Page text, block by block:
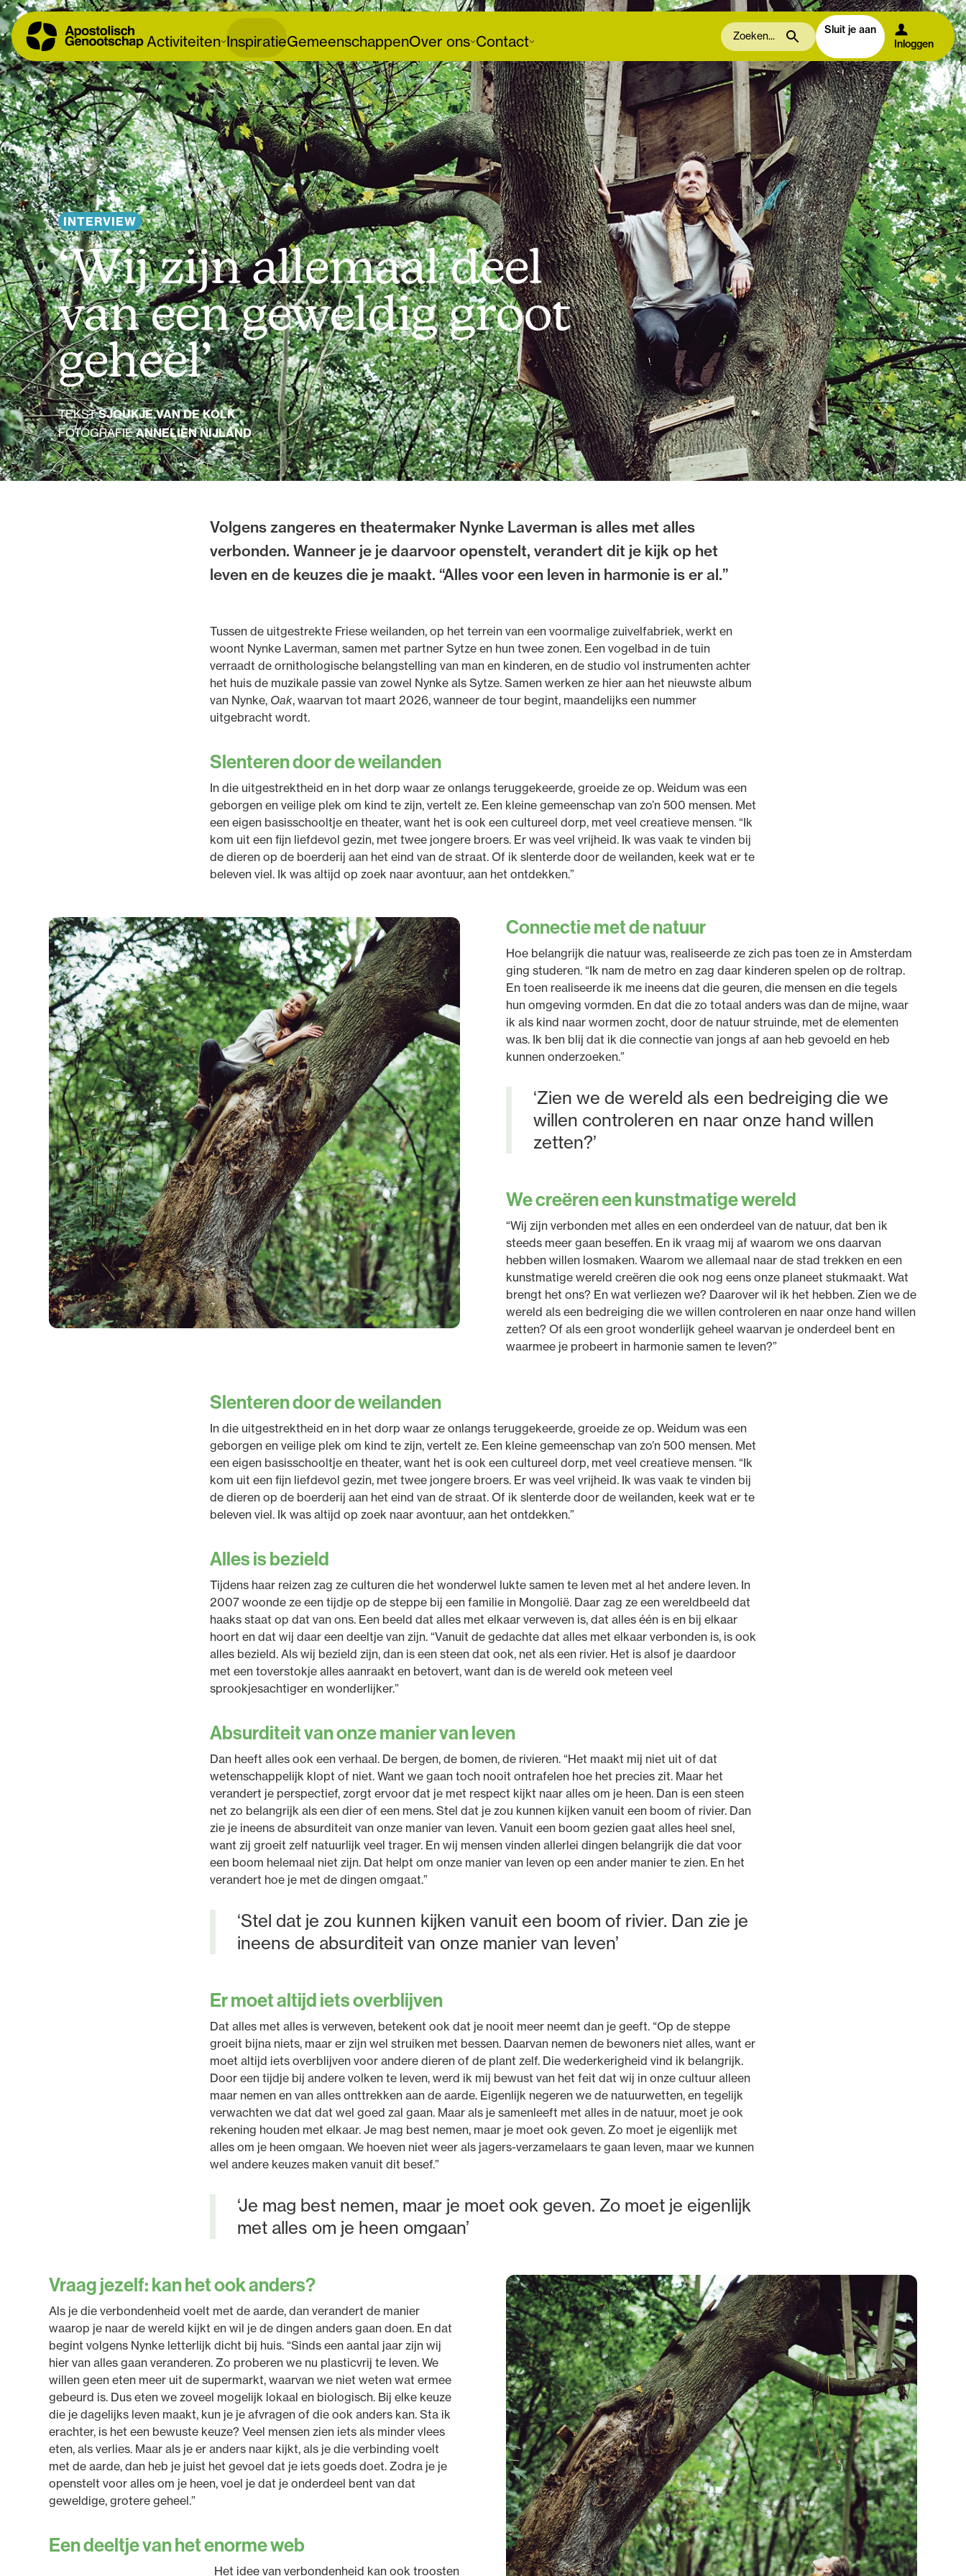
Activiteiten InspiratieGemeenschappenOver ons Contact
Sluit je aan
Inloggen
INTERVIEW
‘Wij zijn allemaal deel
van een geweldig groot
geheel’
TEKSTSJOUKJE VAN DE KOLK
FOTOGRAFIEANNELIEN NIJLAND
Volgens zangeres en theatermaker Nynke Laverman is alles met alles
verbonden. Wanneer je je daarvoor openstelt, verandert dit je kijk op het
leven en de keuzes die je maakt. “Alles voor een leven in harmonie is er al.”
Tussen de uitgestrekte Friese weilanden, op het terrein van een voormalige zuivelfabriek, werkt en
woont Nynke Laverman, samen met partner Sytze en hun twee zonen. Een vogelbad in de tuin
verraadt de ornithologische belangstelling van man en kinderen, en de studio vol instrumenten achter
het huis de muzikale passie van zowel Nynke als Sytze. Samen werken ze hier aan het nieuwste album
van Nynke, Oak, waarvan tot maart 2026, wanneer de tour begint, maandelijks een nummer
uitgebracht wordt.
Slenteren door de weilanden
In die uitgestrektheid en in het dorp waar ze onlangs teruggekeerde, groeide ze op. Weidum was een
geborgen en veilige plek om kind te zijn, vertelt ze. Een kleine gemeenschap van zo’n 500 mensen. Met
een eigen basisschooltje en theater, want het is ook een cultureel dorp, met veel creatieve mensen. “Ik
kom uit een fijn liefdevol gezin, met twee jongere broers. Er was veel vrijheid. Ik was vaak te vinden bij
de dieren op de boerderij aan het eind van de straat. Of ik slenterde door de weilanden, keek wat er te
beleven viel. Ik was altijd op zoek naar avontuur, aan het ontdekken.”
Connectie met de natuur
Hoe belangrijk die natuur was, realiseerde ze zich pas toen ze in Amsterdam
ging studeren. “Ik nam de metro en zag daar kinderen spelen op de roltrap.
En toen realiseerde ik me ineens dat die geuren, die mensen en die tegels
hun omgeving vormden. En dat die zo totaal anders was dan de mijne, waar
ik als kind naar wormen zocht, door de natuur struinde, met de elementen
was. Ik ben blij dat ik die connectie van jongs af aan heb gevoeld en heb
kunnen onderzoeken.”
‘Zien we de wereld als een bedreiging die we
willen controleren en naar onze hand willen
zetten?’
We creëren een kunstmatige wereld
“Wij zijn verbonden met alles en een onderdeel van de natuur, dat ben ik
steeds meer gaan beseffen. En ik vraag mij af waarom we ons daarvan
hebben willen losmaken. Waarom we allemaal naar de stad trekken en een
kunstmatige wereld creëren die ook nog eens onze planeet stukmaakt. Wat
brengt het ons? En wat verliezen we? Daarover wil ik het hebben. Zien we de
wereld als een bedreiging die we willen controleren en naar onze hand willen
zetten? Of als een groot wonderlijk geheel waarvan je onderdeel bent en
waarmee je probeert in harmonie samen te leven?”
Slenteren door de weilanden
In die uitgestrektheid en in het dorp waar ze onlangs teruggekeerde, groeide ze op. Weidum was een
geborgen en veilige plek om kind te zijn, vertelt ze. Een kleine gemeenschap van zo’n 500 mensen. Met
een eigen basisschooltje en theater, want het is ook een cultureel dorp, met veel creatieve mensen. “Ik
kom uit een fijn liefdevol gezin, met twee jongere broers. Er was veel vrijheid. Ik was vaak te vinden bij
de dieren op de boerderij aan het eind van de straat. Of ik slenterde door de weilanden, keek wat er te
beleven viel. Ik was altijd op zoek naar avontuur, aan het ontdekken.”
Alles is bezield
Tijdens haar reizen zag ze culturen die het wonderwel lukte samen te leven met al het andere leven. In
2007 woonde ze een tijdje op de steppe bij een familie in Mongolië. Daar zag ze een wereldbeeld dat
haaks staat op dat van ons. Een beeld dat alles met elkaar verweven is, dat alles één is en bij elkaar
hoort en dat wij daar een deeltje van zijn. “Vanuit de gedachte dat alles met elkaar verbonden is, is ook
alles bezield. Als wij bezield zijn, dan is een steen dat ook, net als een rivier. Het is alsof je daardoor
met een toverstokje alles aanraakt en betovert, want dan is de wereld ook meteen veel
sprookjesachtiger en wonderlijker.”
Absurditeit van onze manier van leven
Dan heeft alles ook een verhaal. De bergen, de bomen, de rivieren. “Het maakt mij niet uit of dat
wetenschappelijk klopt of niet. Want we gaan toch nooit ontrafelen hoe het precies zit. Maar het
verandert je perspectief, zorgt ervoor dat je met respect kijkt naar alles om je heen. Dan is een steen
net zo belangrijk als een dier of een mens. Stel dat je zou kunnen kijken vanuit een boom of rivier. Dan
zie je ineens de absurditeit van onze manier van leven. Vanuit een boom gezien gaat alles heel snel,
want zij groeit zelf natuurlijk veel trager. En wij mensen vinden allerlei dingen belangrijk die dat voor
een boom helemaal niet zijn. Dat helpt om onze manier van leven op een ander manier te zien. En het
verandert hoe je met de dingen omgaat.”
‘Stel dat je zou kunnen kijken vanuit een boom of rivier. Dan zie je
ineens de absurditeit van onze manier van leven’
Er moet altijd iets overblijven
Dat alles met alles is verweven, betekent ook dat je nooit meer neemt dan je geeft. “Op de steppe
groeit bijna niets, maar er zijn wel struiken met bessen. Daarvan nemen de bewoners niet alles, want er
moet altijd iets overblijven voor andere dieren of de plant zelf. Die wederkerigheid vind ik belangrijk.
Door een tijdje bij andere volken te leven, werd ik mij bewust van het feit dat wij in onze cultuur alleen
maar nemen en van alles onttrekken aan de aarde. Eigenlijk negeren we de natuurwetten, en tegelijk
verwachten we dat dat wel goed zal gaan. Maar als je samenleeft met alles in de natuur, moet je ook
rekening houden met elkaar. Je mag best nemen, maar je moet ook geven. Zo moet je eigenlijk met
alles om je heen omgaan. We hoeven niet weer als jagers-verzamelaars te gaan leven, maar we kunnen
wel andere keuzes maken vanuit dit besef.”
‘Je mag best nemen, maar je moet ook geven. Zo moet je eigenlijk
met alles om je heen omgaan’
Vraag jezelf: kan het ook anders?
Als je die verbondenheid voelt met de aarde, dan verandert de manier
waarop je naar de wereld kijkt en wil je de dingen anders gaan doen. En dat
begint volgens Nynke letterlijk dicht bij huis. “Sinds een aantal jaar zijn wij
hier van alles gaan veranderen. Zo proberen we nu plasticvrij te leven. We
willen geen eten meer uit de supermarkt, waarvan we niet weten wat ermee
gebeurd is. Dus eten we zoveel mogelijk lokaal en biologisch. Bij elke keuze
die je dagelijks leven maakt, kun je je afvragen of die ook anders kan. Sta ik
erachter, is het een bewuste keuze? Veel mensen zien iets als minder vlees
eten, als verlies. Maar als je er anders naar kijkt, als je die verbinding voelt
met de aarde, dan heb je juist het gevoel dat je iets goeds doet. Zodra je je
openstelt voor alles om je heen, voel je dat je onderdeel bent van dat
geweldige, grotere geheel.”
Een deeltje van het enorme web
Het idee van verbondenheid kan ook troosten